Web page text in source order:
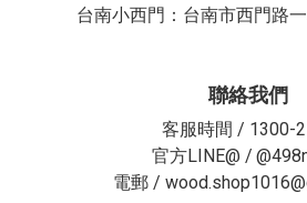
台南小西門：台南市西門路
聯絡我們
客服時間 / 1300-
官方LINE@ /
電郵 /